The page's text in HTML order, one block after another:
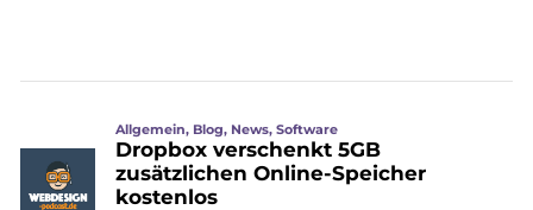
Allgemein, Blog, News,Software
Dropbox verschenkt 5GB
zusätzlichen Online-Speicher
kostenlos